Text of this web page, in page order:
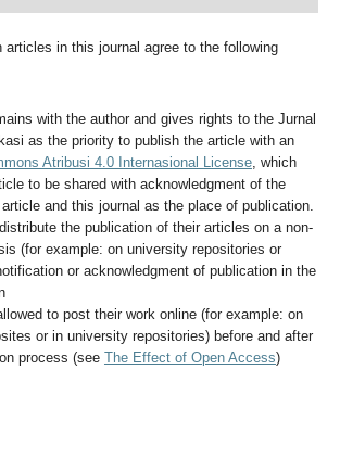
articles in this journal agree to the following
with the author and gives rights to the Jurnal
as the priority to publish the article with an
Atribusi 4.0 Internasional License, which
to be shared with acknowledgment of the
and this journal as the place of publication.
the publication of their articles on a non-
(for example: on university repositories or
or acknowledgment of publication in the
to post their work online (for example: on
or in university repositories) before and after
process (see The Effect of Open Access)